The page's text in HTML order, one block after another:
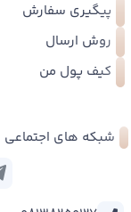
پیگیری سفارش
روش ارسال
کیف پول من
شبکه های اجتماعی